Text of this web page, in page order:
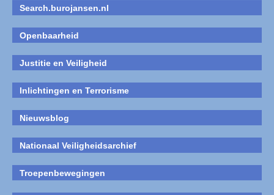
Search.burojansen.nl
Openbaarheid
Justitie en Veiligheid
Inlichtingen en Terrorisme
Nieuwsblog
Nationaal Veiligheidsarchief
Troepenbewegingen